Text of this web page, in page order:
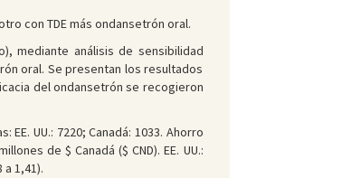
con TDE más ondansetrón oral.
mediante análisis de sensibilidad
oral. Se presentan los resultados
del ondansetrón se recogieron
UU.: 7220; Canadá: 1033. Ahorro
de $ Canadá ($ CND). EE. UU.:
a 1,41).